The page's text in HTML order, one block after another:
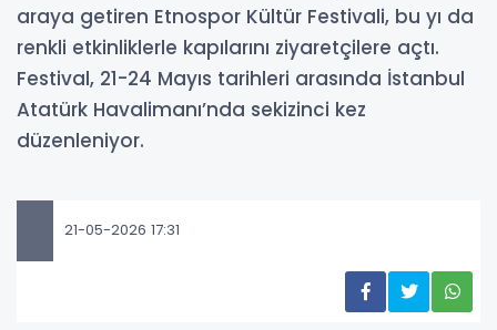
araya getiren Etnospor Kültür Festivali, bu yı da
renkli etkinliklerle kapılarını ziyaretçilere açtı.
Festival, 21-24 Mayıs tarihleri arasında İstanbul
Atatürk Havalimanı’nda sekizinci kez
düzenleniyor.
21-05-2026 17:31